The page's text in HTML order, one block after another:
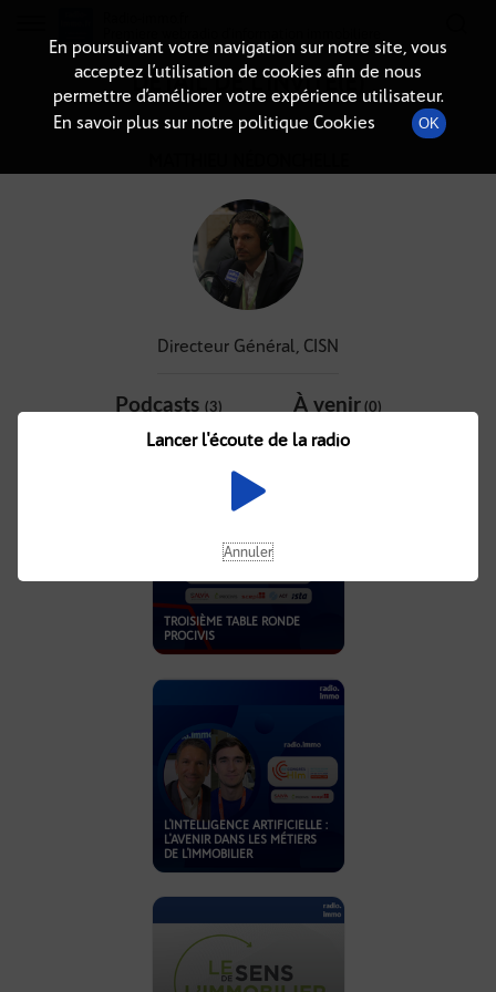
DÉTAIL DE L'INVITÉ(E)
Directeur Général, CISN
Podcasts (3) À venir(0)
TROISIÈME TABLE RONDE
PROCIVIS
L'INTELLIGENCE ARTIFICIELLE :
L'AVENIR DANS LES MÉTIERS
DE L'IMMOBILIER
En poursuivant votre navigation sur notre site, vous
acceptez l’utilisation de cookies afin de nous
permettre d’améliorer votre expérience utilisateur.
En savoir plus sur notre politique Cookies
OK
Lancer l'écoute de la radio
Annuler